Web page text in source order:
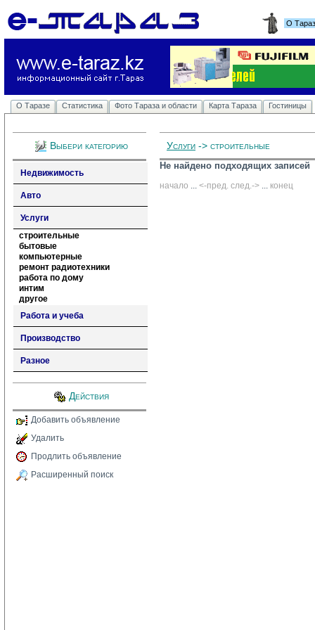
О
О Таразе Статистика Фото Тараза и области Карта Тараза Гостиницы
Выбери категорию
Недвижимость
Авто
Услуги
строительные
бытовые
компьютерные
ремонт радиотехники
работа по дому
интим
другое
Работа и учеба
Производство
Разное
Действия
Добавить объявление
Удалить
Продлить объявление
Расширенный поиск
Услуги -> строительные
Не найдено подходящих записей
начало ... <-пред. след.-> ... конец